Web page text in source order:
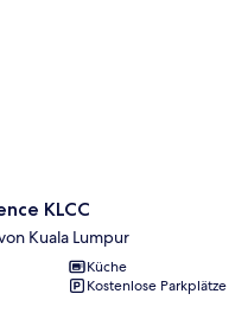
KLCC
Kuala Lumpur
Küche
Kostenlose Parkplätze